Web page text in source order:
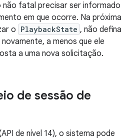
não fatal precisar ser informado
em que ocorre. Na próxima
o PlaybackState , não defina
a menos que ele
a uma nova solicitação.
de sessão de
de nível 14), o sistema pode